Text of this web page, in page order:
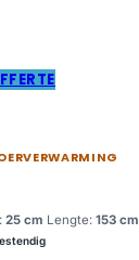
25 cm Lengte: 153 cm